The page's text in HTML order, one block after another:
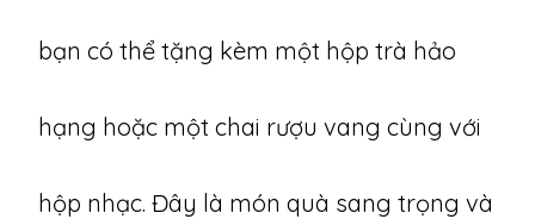
bạn có thể tặng kèm một hộp trà hảo
hạng hoặc một chai rượu vang cùng với
hộp nhạc. Đây là món quà sang trọng và